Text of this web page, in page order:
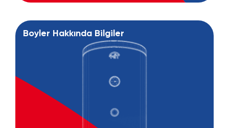
Boyler Hakkında Bilgiler